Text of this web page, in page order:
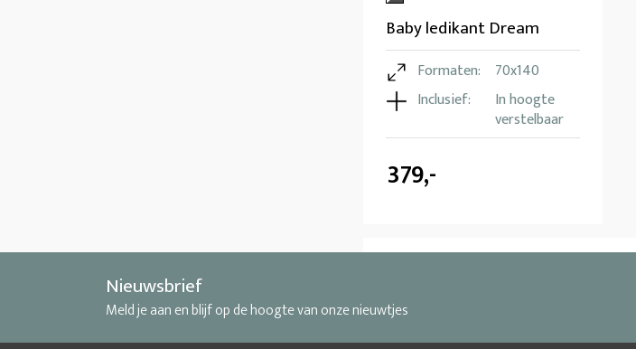
Baby ledikant Dream
Formaten:
70x140
Inclusief:
In hoogte
verstelbaar
379,-
Nieuwsbrief
Meld je aan en blijf op de hoogte van onze nieuwtjes